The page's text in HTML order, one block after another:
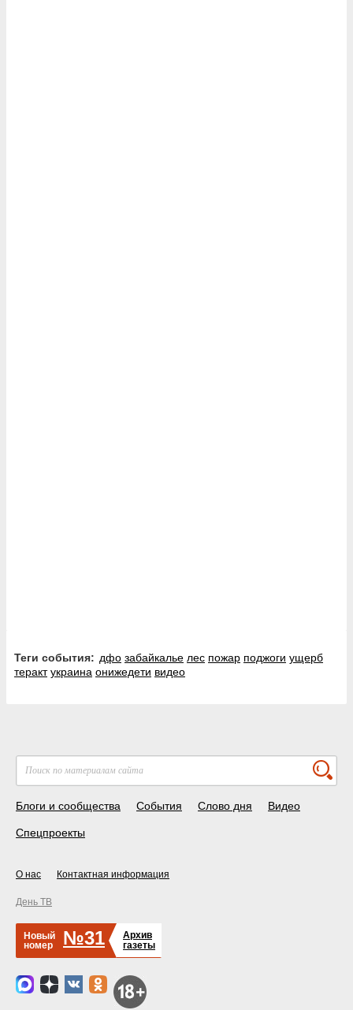
Теги события: дфо забайкалье лес пожар поджоги ущерб
теракт украина онижедети видео
Блоги и сообщества События Слово дня Видео
Спецпроекты
О нас Контактная информация
День ТВ
Новый
номер
№31
Архив
газеты